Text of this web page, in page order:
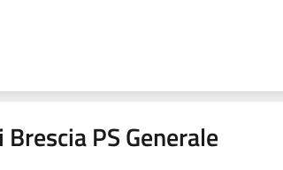
PS Generale